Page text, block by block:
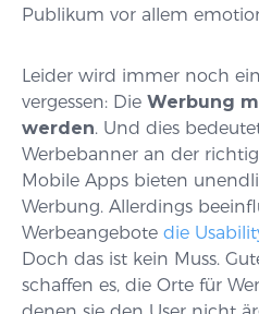
Publikum vor allem
Leider wird immer noch
vergessen: Die Werbung
werden. Und dies
Werbebanner an der
Mobile Apps bieten
Werbung. Allerdings
Werbeangebote die
Doch das ist kein Muss.
schaffen es, die Orte für